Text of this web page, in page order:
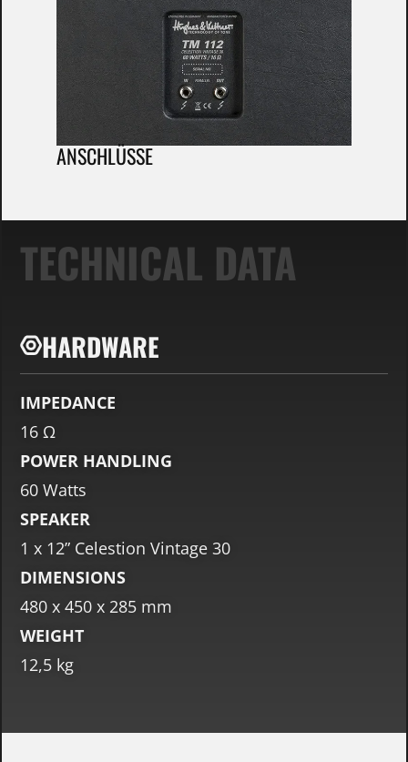
ANSCHLÜSSE
TECHNICAL DATA
HARDWARE
IMPEDANCE
16 Ω
POWER HANDLING
60 Watts
SPEAKER
1 x 12” Celestion Vintage 30
DIMENSIONS
480 x 450 x 285 mm
WEIGHT
12,5 kg